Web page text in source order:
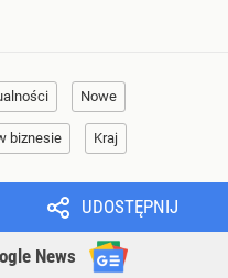
Nowe
biznesie Kraj
UDOSTĘPNIJ
News